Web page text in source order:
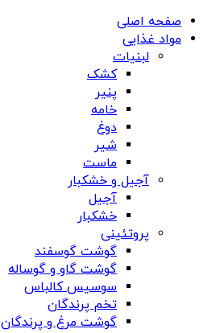
صفحه اصلی
مواد غذایی
لبنیات
کشک
پنیر
خامه
دوغ
شیر
ماست
آجیل و خشکبار
آجیل
خشکبار
پروتئینی
گوشت گوسفند
گوشت گاو و گوساله
سوسیس کالباس
تخم پرندگان
گوشت مرغ و پرندگان